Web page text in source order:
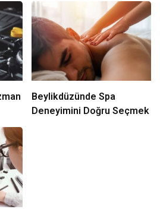
Beylikdüzünde Spa
Deneyimini Doğru Seçmek